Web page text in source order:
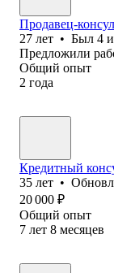
Продавец-
27 лет • Был 4
Предложили
Общий опыт
2 года
Кредитный
35 лет •
20 000 ₽
Общий опыт
7 лет 8 месяцев